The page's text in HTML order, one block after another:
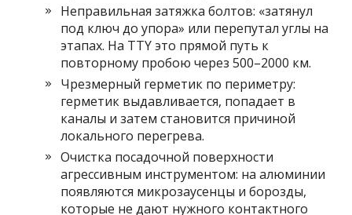
Неправильная затяжка болтов: «затянул
под ключ до упора» или перепутал углы на
этапах. На TTY это прямой путь к
повторному пробою через 500–2000 км.
Чрезмерный герметик по периметру:
герметик выдавливается, попадает в
каналы и затем становится причиной
локального перегрева.
Очистка посадочной поверхности
агрессивным инструментом: на алюминии
появляются микрозаусенцы и борозды,
которые не дают нужного контактного